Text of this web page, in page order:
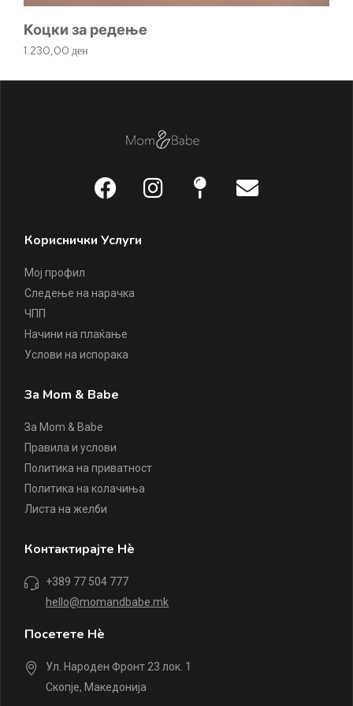
Коцки за редење
1.230,00 ден
Кориснички Услуги
Мој профил
Следење на нарачка
ЧПП
Начини на плаќање
Услови на испорака
За Mom & Babe
За Mom & Babe
Правила и услови
Политика на приватност
Политика на колачиња
Листа на желби
Контактирајте Нè
+389 77 504 777
hello@momandbabe.mk
Посетете Нè
Ул. Народен Фронт 23 лок. 1
Скопје, Македонија